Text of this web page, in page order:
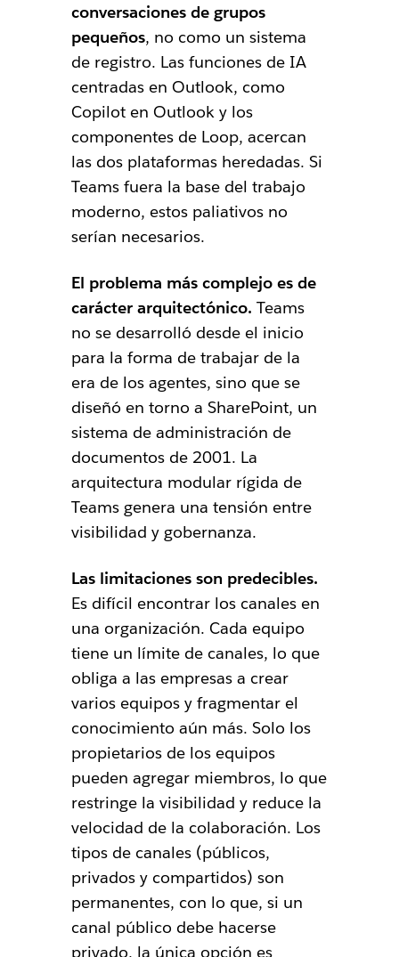
conversaciones de grupos
pequeños, no como un sistema
de registro. Las funciones de IA
centradas en Outlook, como
Copilot en Outlook y los
componentes de Loop, acercan
las dos plataformas heredadas. Si
Teams fuera la base del trabajo
moderno, estos paliativos no
serían necesarios.
El problema más complejo es de
carácter arquitectónico. Teams
no se desarrolló desde el inicio
para la forma de trabajar de la
era de los agentes, sino que se
diseñó en torno a SharePoint, un
sistema de administración de
documentos de 2001. La
arquitectura modular rígida de
Teams genera una tensión entre
visibilidad y gobernanza.
Las limitaciones son predecibles.
Es difícil encontrar los canales en
una organización. Cada equipo
tiene un límite de canales, lo que
obliga a las empresas a crear
varios equipos y fragmentar el
conocimiento aún más. Solo los
propietarios de los equipos
pueden agregar miembros, lo que
restringe la visibilidad y reduce la
velocidad de la colaboración. Los
tipos de canales (públicos,
privados y compartidos) son
permanentes, con lo que, si un
canal público debe hacerse
privado, la única opción es